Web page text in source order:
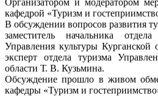
кафедрой «Туризм и
В обсуждении вопросов развития
заместитель начальника
Управления культуры
эксперт отдела туризма
области Т. В. Кузьмина.
Обсуждение прошло в живом
кафедры «Туризм и